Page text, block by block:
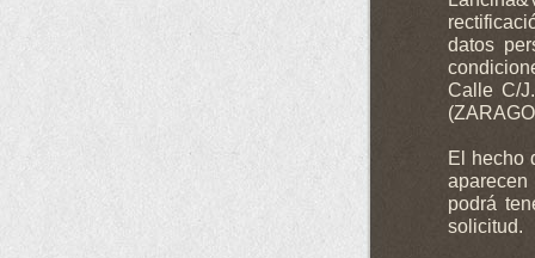
datos
Calle C/
El hecho
podrá
solicitud.